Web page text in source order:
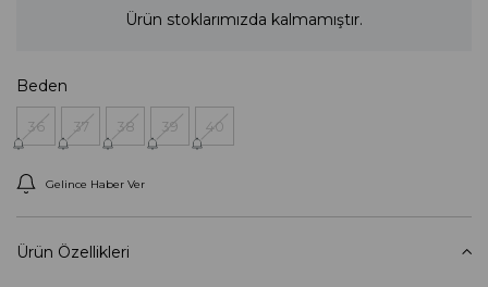
Ürün stoklarımızda kalmamıştır.
Beden
36 37 38 39 40
Gelince Haber Ver
Ürün Özellikleri